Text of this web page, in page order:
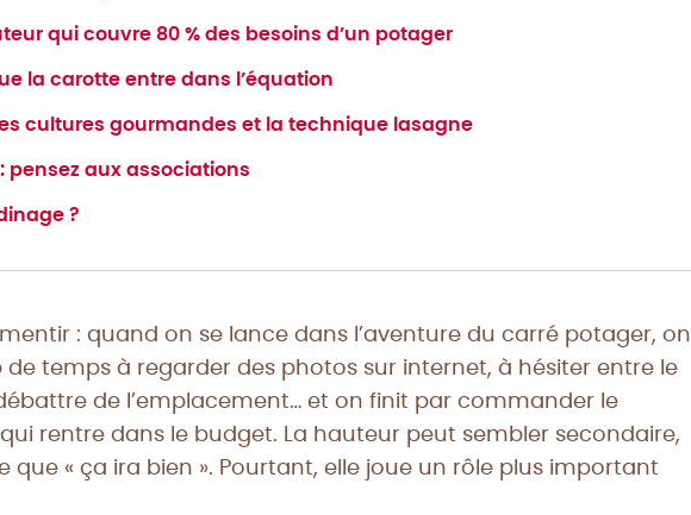
qui couvre 80 % des besoins d’un potager
la carotte entre dans l’équation
cultures gourmandes et la technique lasagne
pensez aux associations
?
: quand on se lance dans l’aventure du carré potager, on
de temps à regarder des photos sur internet, à hésiter entre le
de l’emplacement… et on finit par commander le
rentre dans le budget. La hauteur peut sembler secondaire,
que « ça ira bien ». Pourtant, elle joue un rôle plus important